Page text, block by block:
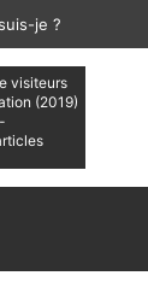
je ?
visiteurs
(2019)